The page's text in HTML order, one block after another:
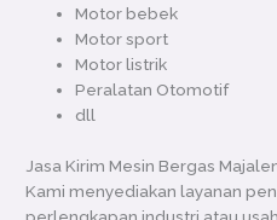
Motor bebek
Motor sport
Motor listrik
Peralatan Otomotif
dll
Jasa Kirim Mesin Bergas
Kami menyediakan layanan
perlengkapan industri atau